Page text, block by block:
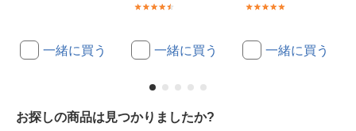
一緒に買う 一緒に買う 一緒に買う
お探しの商品は見つかりましたか?